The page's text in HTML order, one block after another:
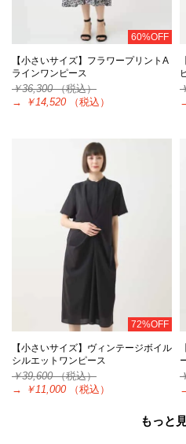
60%OFF
【小さいサイズ】フラワープリントA
ラインワンピース
￥36,300（税込）
→
￥14,520 （税込）
72%OFF
【小さいサイズ】ヴィンテージボイル
シルエットワンピース
￥39,600（税込）
→
￥11,000 （税込）
もっと